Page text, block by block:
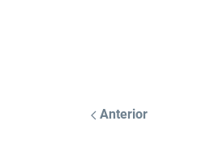
Anterior